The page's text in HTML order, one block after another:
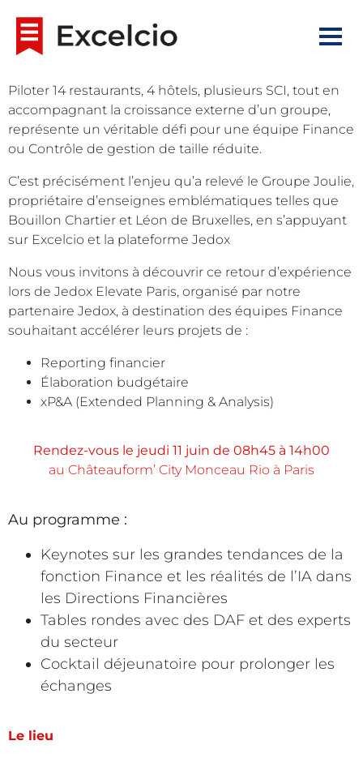
Piloter 14 restaurants, 4 hôtels, plusieurs SCI, tout en
accompagnant la croissance externe d’un groupe,
représente un véritable défi pour une équipe Finance
ou Contrôle de gestion de taille réduite.
C’est précisément l’enjeu qu’a relevé le Groupe Joulie,
propriétaire d’enseignes emblématiques telles que
Bouillon Chartier et Léon de Bruxelles, en s’appuyant
sur Excelcio et la plateforme Jedox
Nous vous invitons à découvrir ce retour d’expérience
lors de Jedox Elevate Paris, organisé par notre
partenaire Jedox, à destination des équipes Finance
souhaitant accélérer leurs projets de :
Reporting financier
Élaboration budgétaire
xP&A (Extended Planning & Analysis)
Rendez-vous le jeudi 11 juin de 08h45 à 14h00
au Châteauform’ City Monceau Rio à Paris
Au programme :
Keynotes sur les grandes tendances de la
fonction Finance et les réalités de l’IA dans
les Directions Financières
Tables rondes avec des DAF et des experts
du secteur
Cocktail déjeunatoire pour prolonger les
échanges
Le lieu